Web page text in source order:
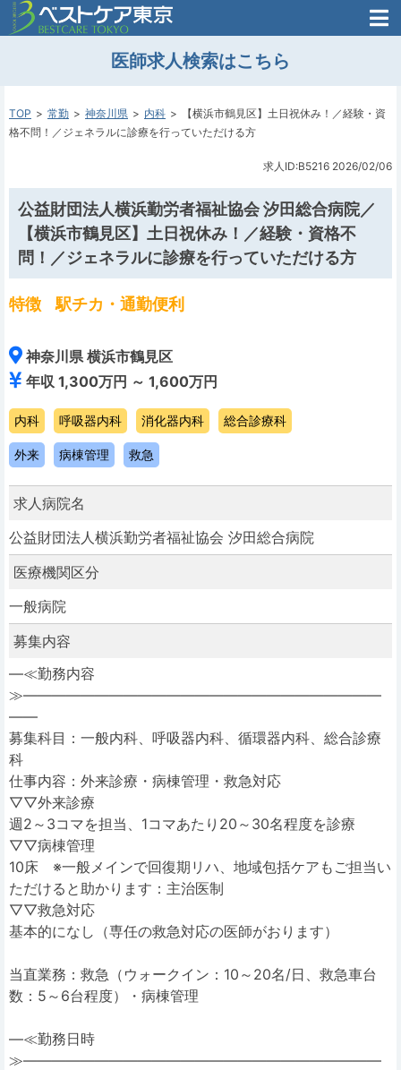
医師がはじめた
医師のための
転職支援
転職支援のお問い合わせ
医師求人検索はこちら
TOP 常勤 神奈川県 内科
【横浜市鶴見区】土日祝休み！／経験・資
格不問！／ジェネラルに診療を行っていただける方
求人ID:B5216 2026/02/06
公益財団法人横浜勤労者福祉協会 汐田総合病院／
【横浜市鶴見区】土日祝休み！／経験・資格不
問！／ジェネラルに診療を行っていただける方
特徴駅チカ・通勤便利
神奈川県 横浜市鶴見区
年収 1,300万円 ～ 1,600万円
内科 呼吸器内科 消化器内科 総合診療科
外来 病棟管理 救急
求人病院名
公益財団法人横浜勤労者福祉協会 汐田総合病院
医療機関区分
一般病院
募集内容
―≪勤務内容
≫―――――――――――――――――――――――――
――
募集科目：一般内科、呼吸器内科、循環器内科、総合診療
科
仕事内容：外来診療・病棟管理・救急対応
▽▽外来診療
週2～3コマを担当、1コマあたり20～30名程度を診療
▽▽病棟管理
10床 ※一般メインで回復期リハ、地域包括ケアもご担当い
ただけると助かります：主治医制
▽▽救急対応
基本的になし（専任の救急対応の医師がおります）
当直業務：救急（ウォークイン：10～20名/日、救急車台
数：5～6台程度）・病棟管理
―≪勤務日時
≫―――――――――――――――――――――――――